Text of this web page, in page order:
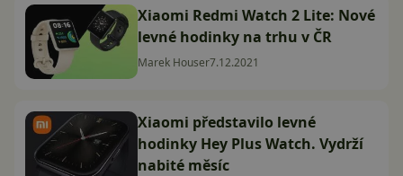
Xiaomi Redmi Watch 2 Lite: Nové
levné hodinky na trhu v ČR
Marek Houser7.12.2021
Xiaomi představilo levné
hodinky Hey Plus Watch. Vydrží
nabité měsíc